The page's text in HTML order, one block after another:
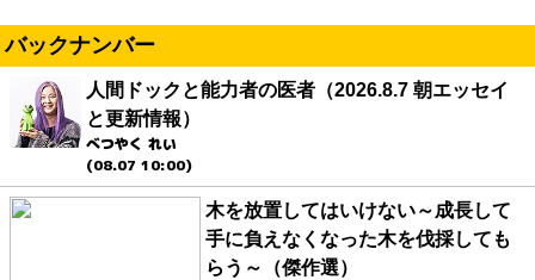
バックナンバー
人間ドックと能力者の医者（2026.8.7 朝エッセイ
と更新情報）
べつやく れい
(08.07 10:00)
木を放置してはいけない～成長して
手に負えなくなった木を伐採しても
らう～（傑作選）